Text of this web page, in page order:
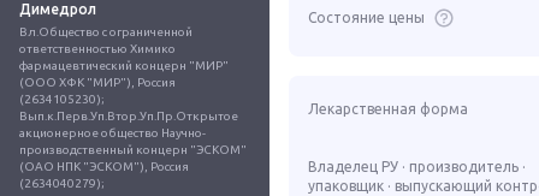
Димедрол
Вл.Общество с ограниченной
ответственностью Химико
фармацевтический концерн "МИР"
(ООО ХФК "МИР"), Россия
(2634105230);
Вып.к.Перв.Уп.Втор.Уп.Пр.Открытое
акционерное общество Научно-
производственный концерн "ЭСКОМ"
(ОАО НПК "ЭСКОМ"), Россия
(2634040279);
Состояние цены
Лекарственная форма
Владелец РУ · производитель ·
упаковщик · выпускающий